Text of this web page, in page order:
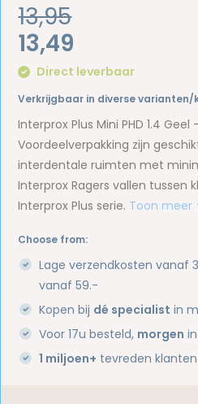
13,95
13,49
Direct leverbaar
Verkrijgbaar in diverse varianten/
Interprox Plus Mini PHD 1.4 Geel
Voordeelverpakking zijn
interdentale ruimten met
Interprox Ragers vallen tussen
Interprox Plus serie. Toon meer
Choose from:
Lage verzendkosten vanaf
vanaf 59.-
Kopen bij dé specialist in
Voor 17u besteld, morgen
1 miljoen+ tevreden klanten